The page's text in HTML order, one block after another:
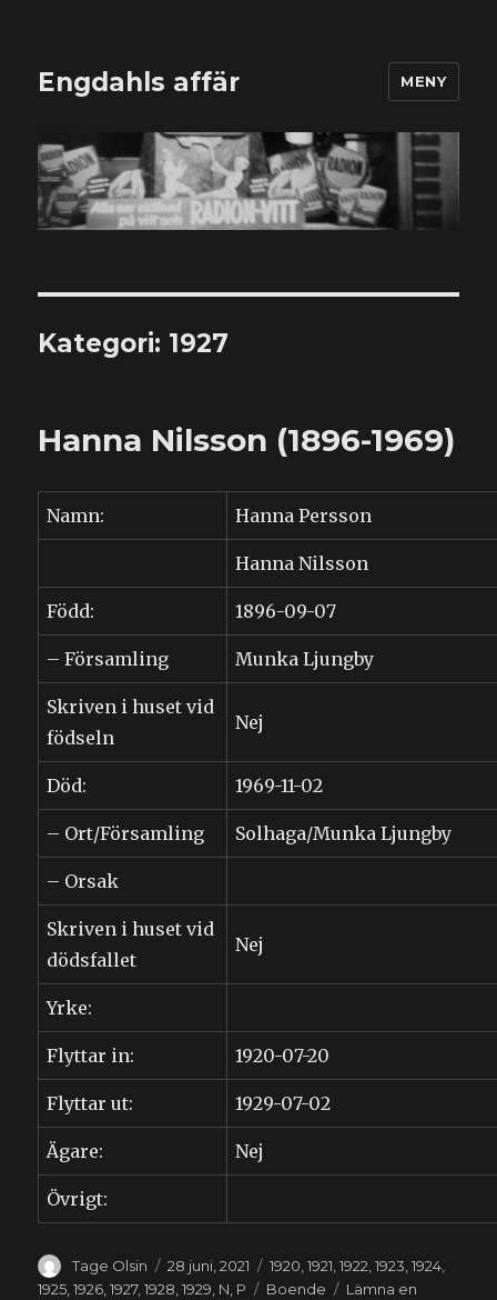
Engdahls affär MENY
Kategori: 1927
Hanna Nilsson (1896-1969)
Namn: Hanna Persson
Hanna Nilsson
Född: 1896-09-07
– Församling Munka Ljungby
Skriven i huset vid
födseln
Nej
Död: 1969-11-02
– Ort/Församling Solhaga/Munka Ljungby
– Orsak
Skriven i huset vid
dödsfallet
Nej
Yrke:
Flyttar in: 1920-07-20
Flyttar ut: 1929-07-02
Ägare: Nej
Övrigt:
Författare
Tage Olsin
Publicerat
den
28 juni, 2021 Kategorier
1920,1921,1922,1923,1924,
1925,1926,1927,1928,1929, N, P Etiketter
Boende
Lämna en